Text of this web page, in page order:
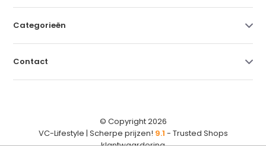
Categorieën
Contact
© Copyright 2026
VC-Lifestyle | Scherpe prijzen! 9.1 - Trusted Shops